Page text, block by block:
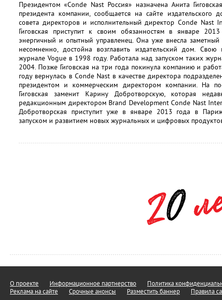
Президентом «Condе Nast Россия» назначена Анита
президента компании, сообщается на сайте издательского
совета директоров и исполнительный директор Condе Nast
Гиговская приступит к своим обязанностям в январе
энергичный и опытный управленец. Она уже внесла
несомненно, достойна возглавить издательский дом. Свою
журнале Vogue в 1998 году. Работала над запуском таких
2004. Позже Гиговская на три года покинула компанию и
году вернулась в Condе Nast в качестве директора
президентом и коммерческим директором компании. На
Гиговская заменит Карину Добротворскую, которая
редакционным директором Brand Development Conde Nast
Добротворская приступит уже в январе 2013 года в
запуском и развитием новых журнальных и цифровых
О проекте Информационное партнерство
Политика
Реклама на сайте
Срочные анонсы Разместить баннер Правила